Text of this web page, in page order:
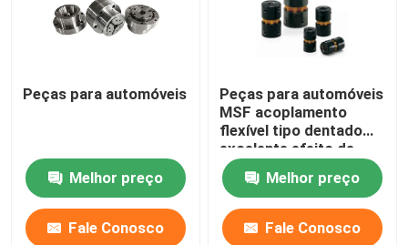
Peças para automóveis
Melhor preço
Fale Conosco
Peças para automóveis
MSF acoplamento
flexível tipo dentado
excelente efeito de
elasticidade
Melhor preço
Fale Conosco